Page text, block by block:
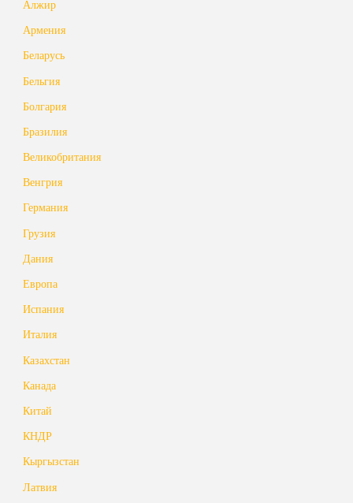
Алжир
Армения
Беларусь
Бельгия
Болгария
Бразилия
Великобритания
Венгрия
Германия
Грузия
Дания
Европа
Испания
Италия
Казахстан
Канада
Китай
КНДР
Кыргызстан
Латвия